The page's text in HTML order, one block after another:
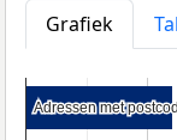
Grafiek
Adressen met
Adressen met